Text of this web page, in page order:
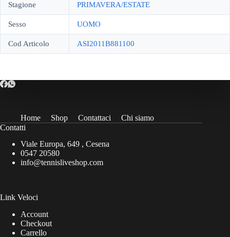
Stagione PRIMAVERA/ESTATE
Sesso UOMO
Cod Articolo ASI2011B881100
Home Shop Contattaci
Chi siamo
Contatti
Viale Europa, 649 , Cesena
0547 20580
info@tennisliveshop.com
Link Veloci
Account
Checkout
Carrello